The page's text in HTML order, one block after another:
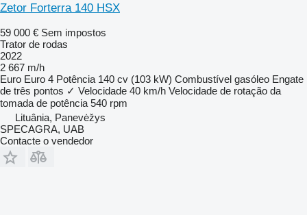
Zetor Forterra 140 HSX
59 000 € Sem impostos
Trator de rodas
2022
2 667 m/h
Euro Euro 4 Potência 140 cv (103 kW) Combustível gasóleo Engate
de três pontos ✓ Velocidade 40 km/h Velocidade de rotação da
tomada de potência 540 rpm
Lituânia, Panevėžys
SPECAGRA, UAB
Contacte o vendedor